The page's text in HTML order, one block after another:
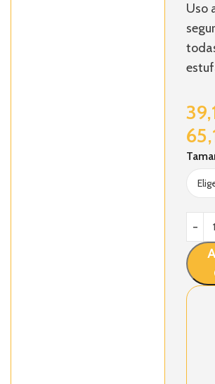
Uso